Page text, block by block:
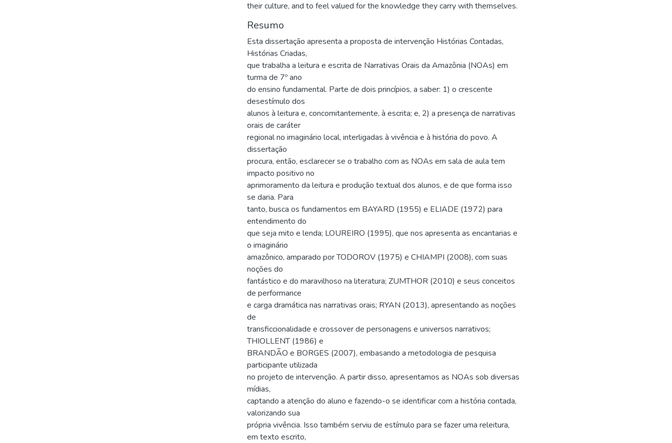
their culture, and to feel valued for the knowledge they carry with themselves.
Resumo
Esta dissertação apresenta a proposta de intervenção Histórias Contadas,
Histórias Criadas,
que trabalha a leitura e escrita de Narrativas Orais da Amazônia (NOAs) em
turma de 7º ano
do ensino fundamental. Parte de dois princípios, a saber: 1) o crescente
desestímulo dos
alunos à leitura e, concomitantemente, à escrita; e, 2) a presença de narrativas
orais de caráter
regional no imaginário local, interligadas à vivência e à história do povo. A
dissertação
procura, então, esclarecer se o trabalho com as NOAs em sala de aula tem
impacto positivo no
aprimoramento da leitura e produção textual dos alunos, e de que forma isso
se daria. Para
tanto, busca os fundamentos em BAYARD (1955) e ELIADE (1972) para
entendimento do
que seja mito e lenda; LOUREIRO (1995), que nos apresenta as encantarias e
o imaginário
amazônico, amparado por TODOROV (1975) e CHIAMPI (2008), com suas
noções do
fantástico e do maravilhoso na literatura; ZUMTHOR (2010) e seus conceitos
de performance
e carga dramática nas narrativas orais; RYAN (2013), apresentando as noções
de
transficcionalidade e crossover de personagens e universos narrativos;
THIOLLENT (1986) e
BRANDÃO e BORGES (2007), embasando a metodologia de pesquisa
participante utilizada
no projeto de intervenção. A partir disso, apresentamos as NOAs sob diversas
mídias,
captando a atenção do aluno e fazendo-o se identificar com a história contada,
valorizando sua
própria vivência. Isso também serviu de estímulo para se fazer uma releitura,
em texto escrito,